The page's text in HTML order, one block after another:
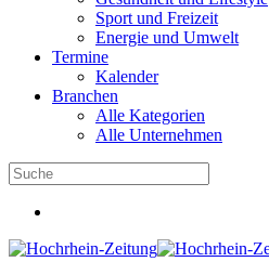
Sport und Freizeit
Energie und Umwelt
Termine
Kalender
Branchen
Alle Kategorien
Alle Unternehmen